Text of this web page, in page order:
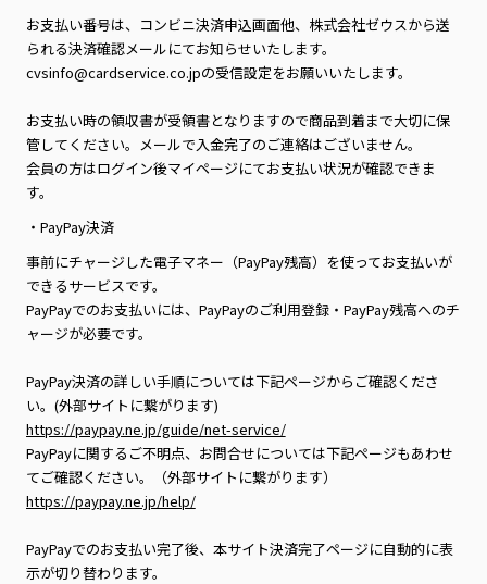
お支払い番号は、コンビニ決済申込画面他、株式会社ゼウスから送
られる決済確認メールにてお知らせいたします。
cvsinfo@cardservice.co.jpの受信設定をお願いいたします。
お支払い時の領収書が受領書となりますので商品到着まで大切に保
管してください。メールで入金完了のご連絡はございません。
会員の方はログイン後マイページにてお支払い状況が確認できま
す。
・PayPay決済
事前にチャージした電子マネー（PayPay残高）を使ってお支払いが
できるサービスです。
PayPayでのお支払いには、PayPayのご利用登録・PayPay残高へのチ
ャージが必要です。
PayPay決済の詳しい手順については下記ページからご確認くださ
い。(外部サイトに繋がります)
https://paypay.ne.jp/guide/net-service/
PayPayに関するご不明点、お問合せについては下記ページもあわせ
てご確認ください。（外部サイトに繋がります）
https://paypay.ne.jp/help/
PayPayでのお支払い完了後、本サイト決済完了ページに自動的に表
示が切り替わります。